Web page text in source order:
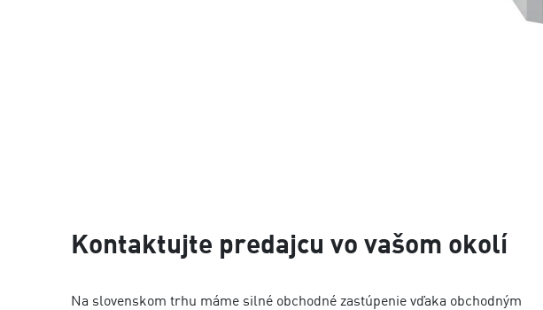
Kontaktujte predajcu vo vašom okolí
Na slovenskom trhu máme silné obchodné zastúpenie vďaka obchodným